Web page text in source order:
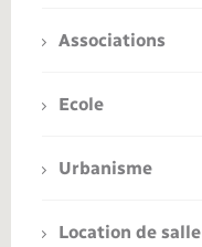
Associations
Ecole
Urbanisme
Location de salle